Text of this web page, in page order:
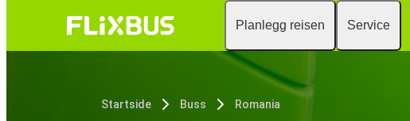
Planlegg reisen Service
Startside Buss Romania